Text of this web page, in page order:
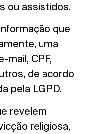
ou assistidos.
que
uma
mail, CPF,
de acordo
pela LGPD.
revelem
religiosa,